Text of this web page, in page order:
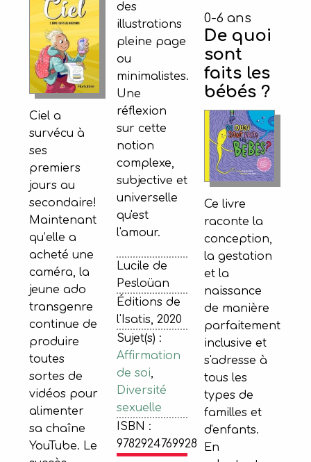
des
illustrations
pleine page
ou
minimalistes.
Une
réflexion
sur cette
notion
complexe,
subjective et
universelle
qu'est
l'amour.
Lucile de
Pesloüan
Éditions de
l'Isatis, 2020
Sujet(s) :
Affirmation
de soi,
Diversité
sexuelle
ISBN :
9782924769928
Ciel a
survécu à
ses
premiers
jours au
secondaire!
Maintenant
qu’elle a
acheté une
caméra, la
jeune ado
transgenre
continue de
produire
toutes
sortes de
vidéos pour
alimenter
sa chaîne
YouTube. Le
0-6 ans
De quoi
sont
faits les
bébés ?
Ce livre
raconte la
conception,
la gestation
et la
naissance
de manière
parfaitement
inclusive et
s'adresse à
tous les
types de
familles et
d'enfants.
En